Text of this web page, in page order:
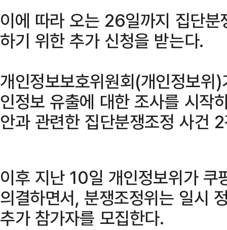
이에 따라 오는 26일까지 집단
하기 위한 추가 신청을 받는다.
개인정보보호위원회(개인정보
인정보 유출에 대한 조사를 시작
안과 관련한 집단분쟁조정 사건
이후 지난 10일 개인정보위가 쿠
의결하면서, 분쟁조정위는 일시
추가 참가자를 모집한다.